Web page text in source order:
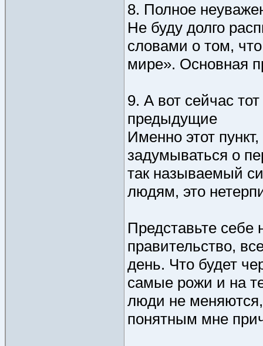
8. Полное
Не буду долго
словами о том,
мире». Основная
9. А вот сейчас
предыдущие
Именно этот
задумываться о
так называемый
людям, это
Представьте себе
правительство,
день. Что будет
самые рожи и на
люди не
понятным мне